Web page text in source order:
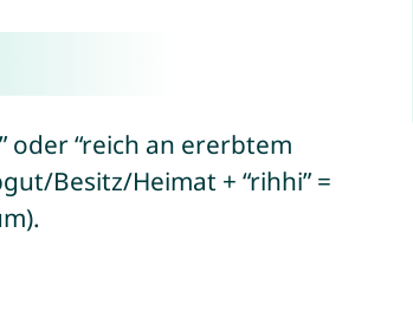
oder “reich an ererbtem
Besitz/Heimat + “rihhi” =